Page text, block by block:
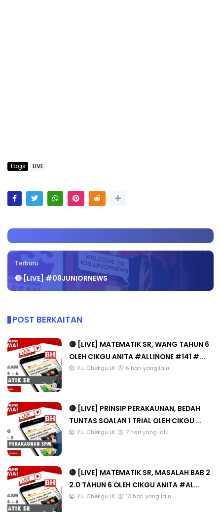
Tags LIVE
Terbaru
🔴 [LIVE] #09JUNIORNEWS
POST BERKAITAN
🔴 [LIVE] MATEMATIK SR, WANG TAHUN 6
OLEH CIKGU ANITA #ALLINONE #141 #...
Yu. Chekgu LK 6 hari yang lalu
🔴 [LIVE] PRINSIP PERAKAUNAN, BEDAH
TUNTAS SOALAN 1 TRIAL OLEH CIKGU ...
Yu. Chekgu LK 7 hari yang lalu
🔴 [LIVE] MATEMATIK SR, MASALAH BAB 2
2.0 TAHUN 6 OLEH CIKGU ANITA #AL...
Yu. Chekgu LK 13 hari yang lalu